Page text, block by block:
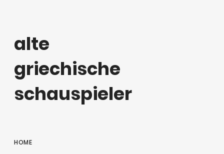
alte
griechische
schauspieler
HOME